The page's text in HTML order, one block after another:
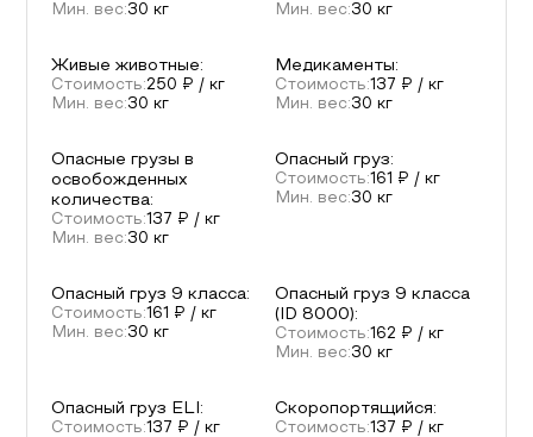
Мин. вес:30 кг
Мин. вес:30 кг
Живые животные:
Стоимость:250 ₽ / кг
Мин. вес:30 кг
Медикаменты:
Стоимость:137 ₽ / кг
Мин. вес:30 кг
Опасные грузы в
освобожденных
количества:
Стоимость:137 ₽ / кг
Мин. вес:30 кг
Опасный груз:
Стоимость:161
₽ / кг
Мин. вес:30 кг
Опасный груз 9 класса:
Стоимость:161
₽ / кг
Мин. вес:30 кг
Опасный груз 9 класса
(ID 8000):
Стоимость:162 ₽ / кг
Мин. вес:30 кг
Опасный груз ELI :
Стоимость:137 ₽ / кг
Скоропортящийся:
Стоимость:137 ₽ / кг